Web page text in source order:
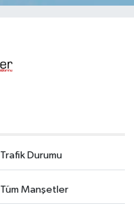
Trafik Durumu
Tüm Manşetler